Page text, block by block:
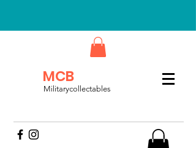
MCB
Militarycollectables